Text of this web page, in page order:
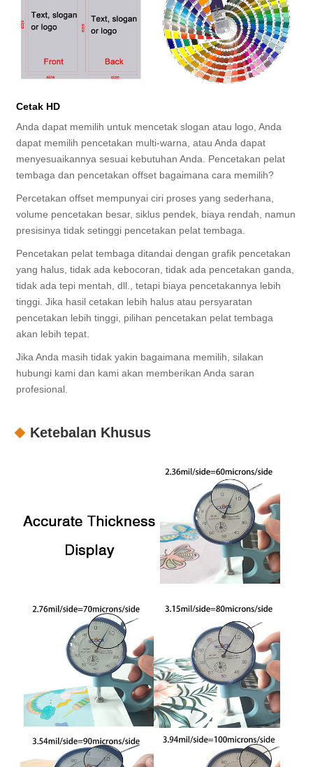
Cetak HD
Anda dapat memilih untuk mencetak slogan atau logo, Anda
dapat memilih pencetakan multi-warna, atau Anda dapat
menyesuaikannya sesuai kebutuhan Anda. Pencetakan pelat
tembaga dan pencetakan offset bagaimana cara memilih?
Percetakan offset mempunyai ciri proses yang sederhana,
volume pencetakan besar, siklus pendek, biaya rendah, namun
presisinya tidak setinggi pencetakan pelat tembaga.
Pencetakan pelat tembaga ditandai dengan grafik pencetakan
yang halus, tidak ada kebocoran, tidak ada pencetakan ganda,
tidak ada tepi mentah, dll., tetapi biaya pencetakannya lebih
tinggi. Jika hasil cetakan lebih halus atau persyaratan
pencetakan lebih tinggi, pilihan pencetakan pelat tembaga
akan lebih tepat.
Jika Anda masih tidak yakin bagaimana memilih, silakan
hubungi kami dan kami akan memberikan Anda saran
profesional.
Ketebalan Khusus